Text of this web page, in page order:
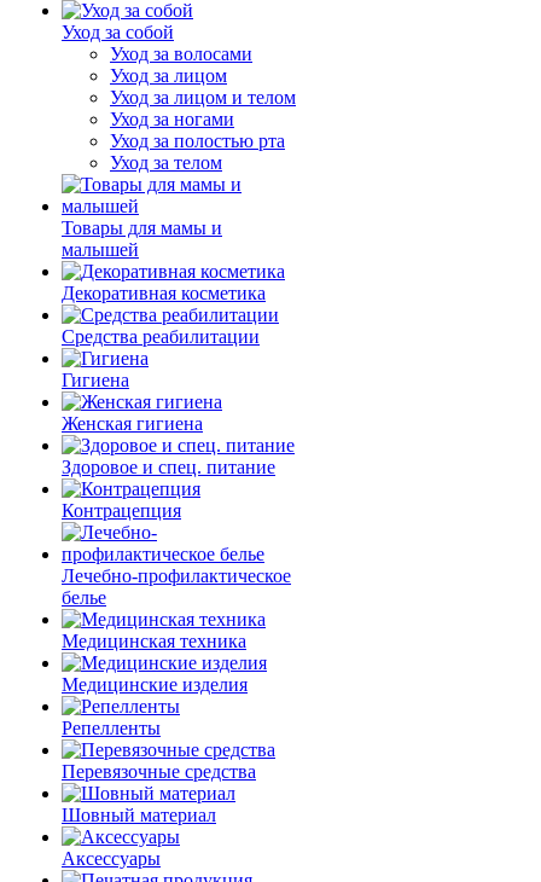
Уход за собой
Уход за волосами
Уход за лицом
Уход за лицом и телом
Уход за ногами
Уход за полостью рта
Уход за телом
Товары для мамы и
малышей
Декоративная косметика
Средства реабилитации
Гигиена
Женская гигиена
Здоровое и спец. питание
Контрацепция
Лечебно-профилактическое
белье
Медицинская техника
Медицинские изделия
Репелленты
Перевязочные средства
Шовный материал
Аксессуары